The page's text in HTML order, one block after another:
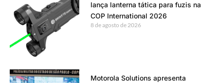
lança lanterna tática para fuzis na
COP International 2026
8 de agosto de 2026
Motorola Solutions apresenta